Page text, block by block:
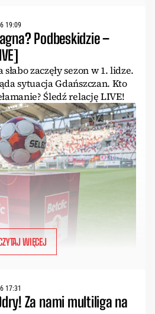
19:09
Podbeskidzie –
zaczęły sezon w 1. lidze.
sytuacja Gdańszczan. Kto
Śledź relację LIVE!
WIĘCEJ
17:31
Za nami multiliga na